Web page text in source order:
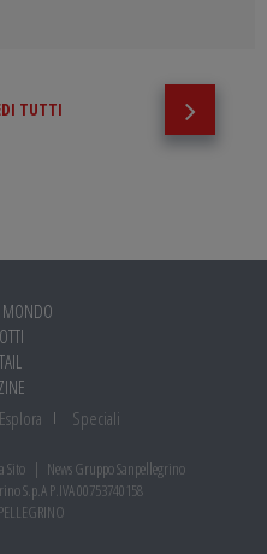
TUTTI
Esplora Speciali
Sito
News Gruppo Sanpellegrino
S.p.A P.IVA 00753740158